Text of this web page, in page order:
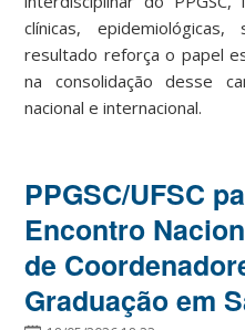
clínicas,
resultado reforça o papel
na consolidação desse
nacional e internacional.
PPGSC/UFSC
Encontro
de
Graduação em